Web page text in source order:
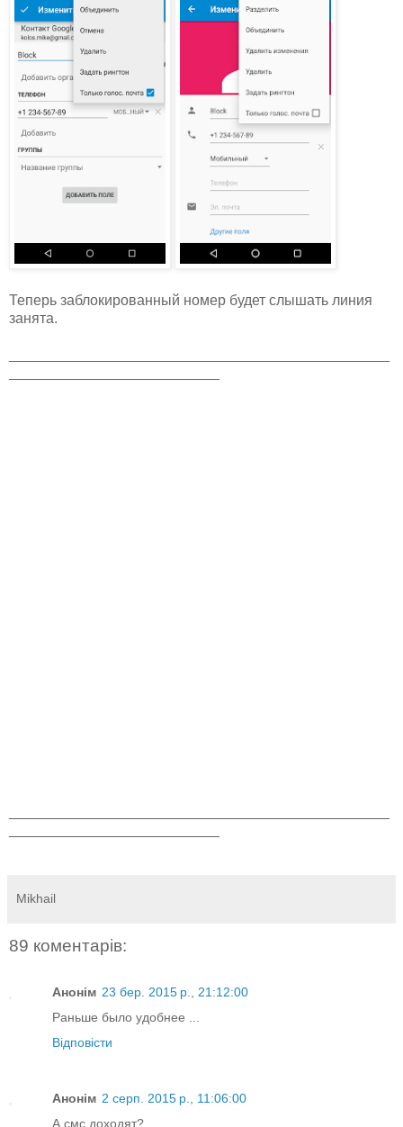
Теперь заблокированный номер будет слышать линия
занята.
Mikhail
89 коментарів:
Анонім 23 бер. 2015 р., 21:12:00
Раньше было удобнее ...
Відповісти
Анонім 2 серп. 2015 р., 11:06:00
А смс доходят?